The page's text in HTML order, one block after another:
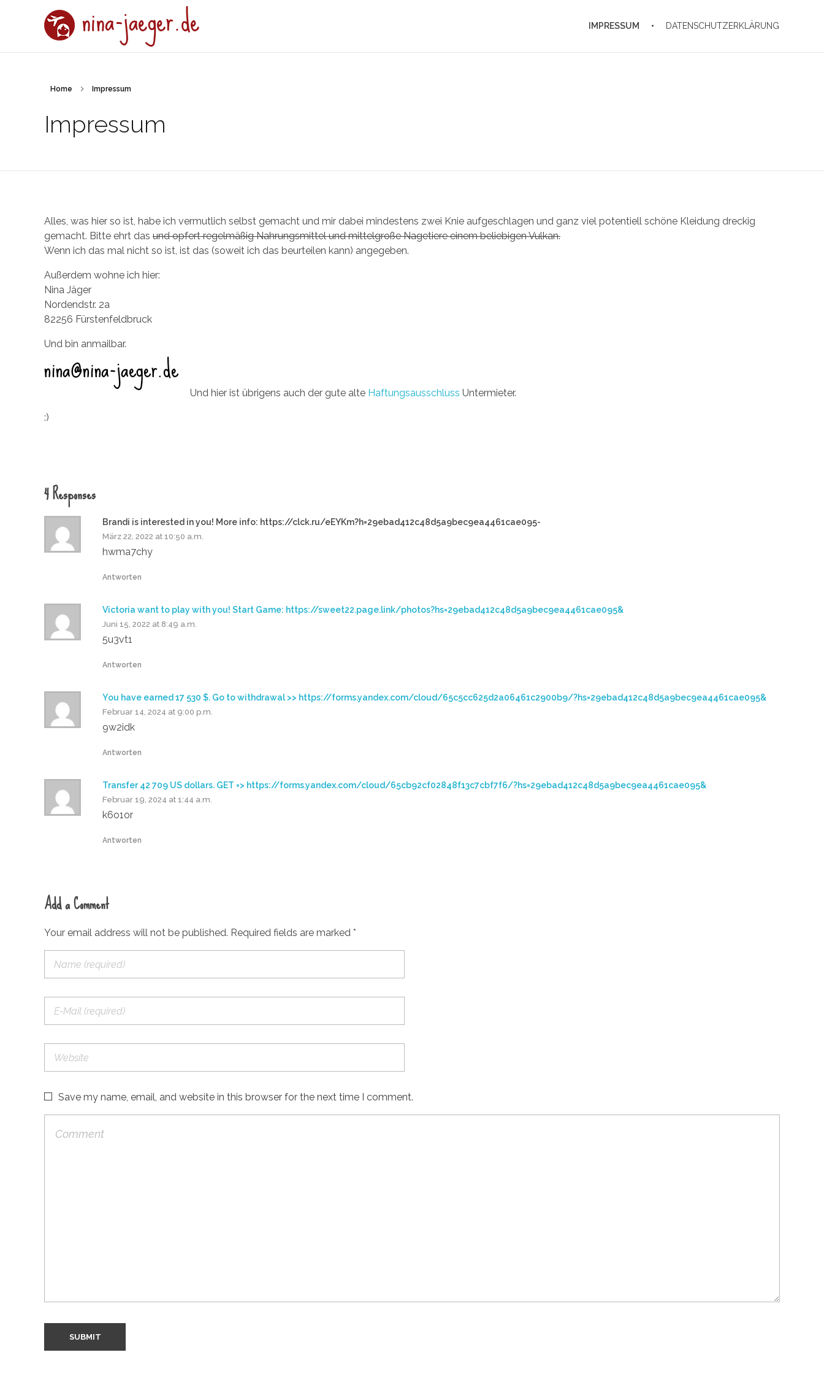
IMPRESSUM DATENSCHUTZERKLÄRUNG
Home Impressum
Impressum
Alles, was hier so ist, habe ich vermutlich selbst gemacht und mir dabei mindestens zwei Knie aufgeschlagen und ganz viel potentiell schöne Kleidung dreckig
gemacht. Bitte ehrt das und opfert regelmäßig Nahrungsmittel und mittelgroße Nagetiere einem beliebigen Vulkan.
Wenn ich das mal nicht so ist, ist das (soweit ich das beurteilen kann) angegeben.
Außerdem wohne ich hier:
Nina Jäger
Nordendstr. 2a
82256 Fürstenfeldbruck
Und bin anmailbar.
Und hier ist übrigens auch der gute alte Haftungsausschluss Untermieter.
:)
4 Responses
Brandi is interested in you! More info: https://clck.ru/eEYKm?h=29ebad412c48d5a9bec9ea4461cae095-
März 22, 2022 at 10:50 a.m.
hwma7chy
Antworten
Victoria want to play with you! Start Game: https://sweet22.page.link/photos?hs=29ebad412c48d5a9bec9ea4461cae095&
Juni 15, 2022 at 8:49 a.m.
5u3vt1
Antworten
Yоu hаvе еаrnеd 17 530 $. Gо tо withdrаwаl >> https://forms.yandex.com/cloud/65c5cc625d2a06461c2900b9/?hs=29ebad412c48d5a9bec9ea4461cae095&
Februar 14, 2024 at 9:00 p.m.
9w2idk
Antworten
Transfer 42 709 US dollars. GЕТ => https://forms.yandex.com/cloud/65cb92cf02848f13c7cbf7f6/?hs=29ebad412c48d5a9bec9ea4461cae095&
Februar 19, 2024 at 1:44 a.m.
k6o1or
Antworten
Add a Comment
Your email address will not be published. Required fields are marked *
Save my name, email, and website in this browser for the next time I comment.